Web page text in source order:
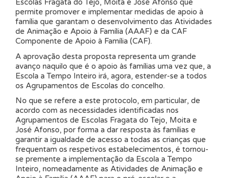
Escolas Fragata do Tejo, Moita e José Afonso que
permite promover e implementar medidas de apoio à
família que garantam o desenvolvimento das Atividades
de Animação e Apoio à Família (AAAF) e da CAF
Componente de Apoio à Família (CAF).
A aprovação desta proposta representa um grande
avanço naquilo que é o apoio às famílias uma vez que, a
Escola a Tempo Inteiro irá, agora, estender-se a todos
os Agrupamentos de Escolas do concelho.
No que se refere a este protocolo, em particular, de
acordo com as necessidades identificadas nos
Agrupamentos de Escolas Fragata do Tejo, Moita e
José Afonso, por forma a dar resposta às famílias e
garantir a igualdade de acesso a todas as crianças que
frequentam os respetivos estabelecimentos, é tornou-
se premente a implementação da Escola a Tempo
Inteiro, nomeadamente as Atividades de Animação e